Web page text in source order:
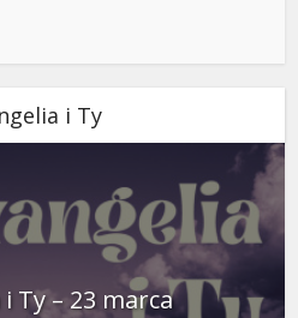
i Ty
Ty – 23 marca